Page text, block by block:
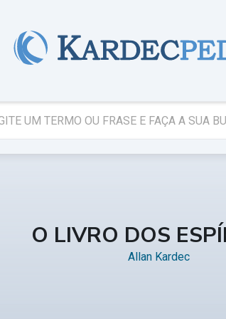
O LIVRO DOS
Allan Kardec